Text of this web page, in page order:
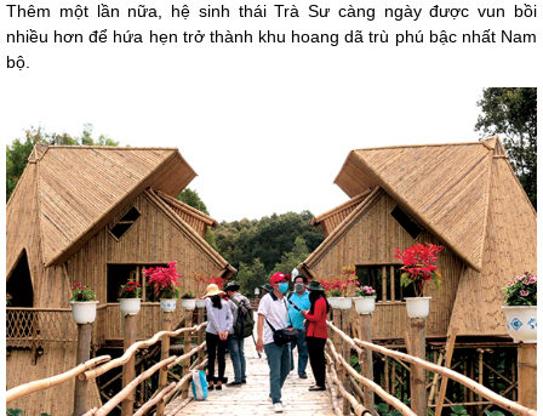
Thêm một lần nữa, hệ sinh thái Trà Sư càng ngày được vun bồi
nhiều hơn để hứa hẹn trở thành khu hoang dã trù phú bậc nhất Nam
bộ.